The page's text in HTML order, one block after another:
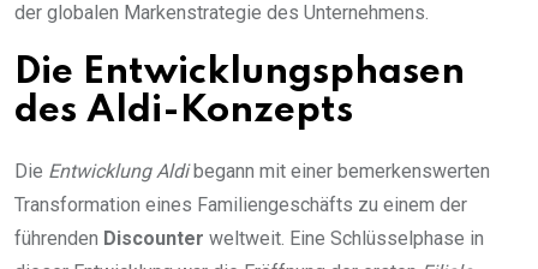
der globalen Markenstrategie des Unternehmens.
Die Entwicklungsphasen
des Aldi-Konzepts
Die Entwicklung Aldibegann mit einer bemerkenswerten
Transformation eines Familiengeschäfts zu einem der
führenden Discounter weltweit. Eine Schlüsselphase in